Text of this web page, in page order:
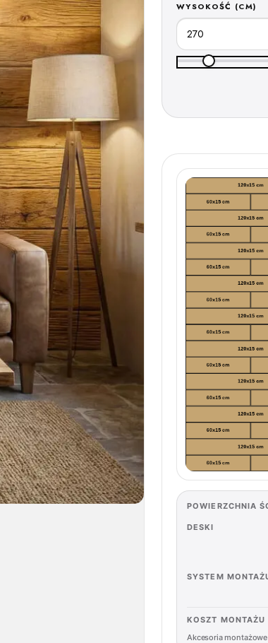
WYSOKOŚĆ (CM)
POWIERZCHNIA
DESKI
SYSTEM
KOSZT MONTAŻU
Akcesoria